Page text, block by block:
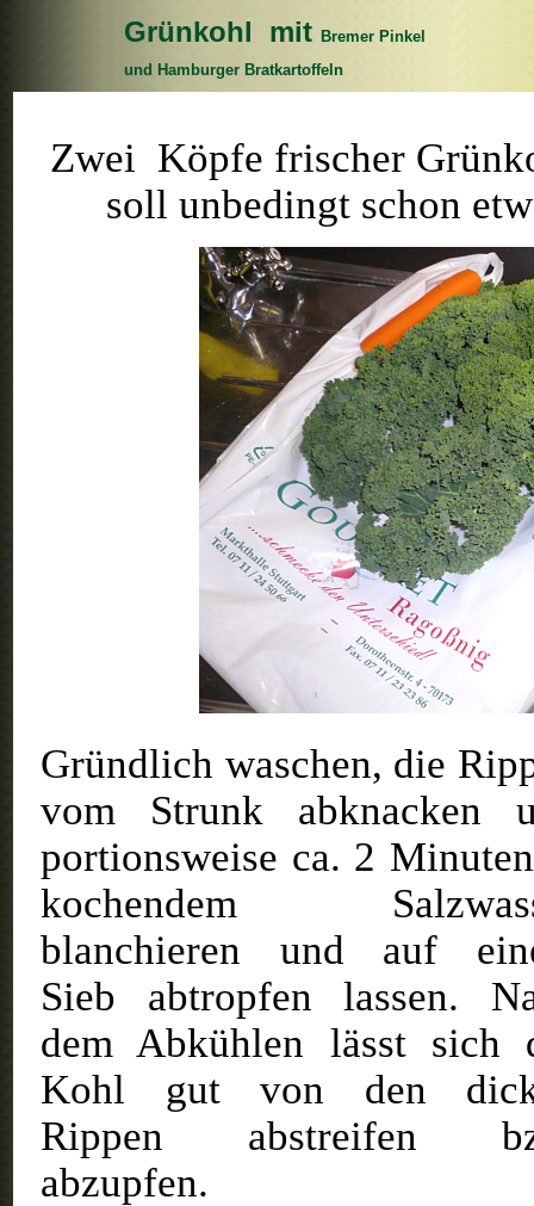
Grünkohl mit Bremer Pinkel
und Hamburger Bratkartoffeln
Zwei Köpfe frischer
soll unbedingt schon
Gründlich waschen, die
vom Strunk abknacken
portionsweise ca. 2
kochendem
blanchieren und auf
Sieb abtropfen lassen.
dem Abkühlen lässt sich
Kohl gut von den
Rippen abstreifen
abzupfen.